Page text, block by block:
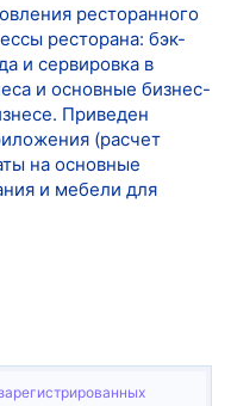
ресторанного
ресторана: бэк-
и сервировка в
и основные бизнес-
Приведен
(расчет
на основные
и мебели для